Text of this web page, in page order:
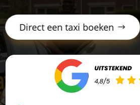
Direct een taxi boeken